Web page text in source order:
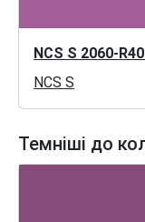
NCS S 2060-
NCS S
Темніші до